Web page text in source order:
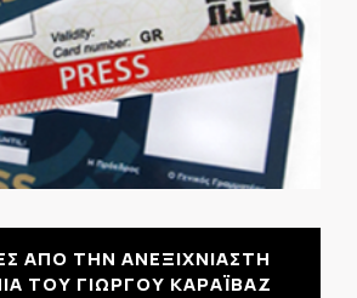
ΑΠΟ ΤΗΝ ΑΝΕΞΙΧΝΙΑΣΤΗ
ΤΟΥ ΓΙΩΡΓΟΥ ΚΑΡΑΪΒΑΖ